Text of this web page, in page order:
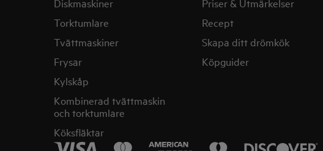
Torktumlare
Tvättmaskiner
Frysar
Kylskåp
Kombinerad tvättmaskin
och torktumlare
Köksfläktar
Recept
Skapa ditt drömkök
Köpguider